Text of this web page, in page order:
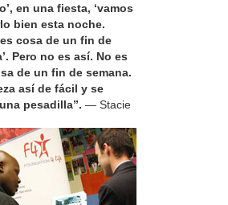
en una fiesta, ‘vamos
bien esta noche.
cosa de un fin de
Pero no es así. No es
de un fin de semana.
así de fácil y se
pesadilla”. — Stacie